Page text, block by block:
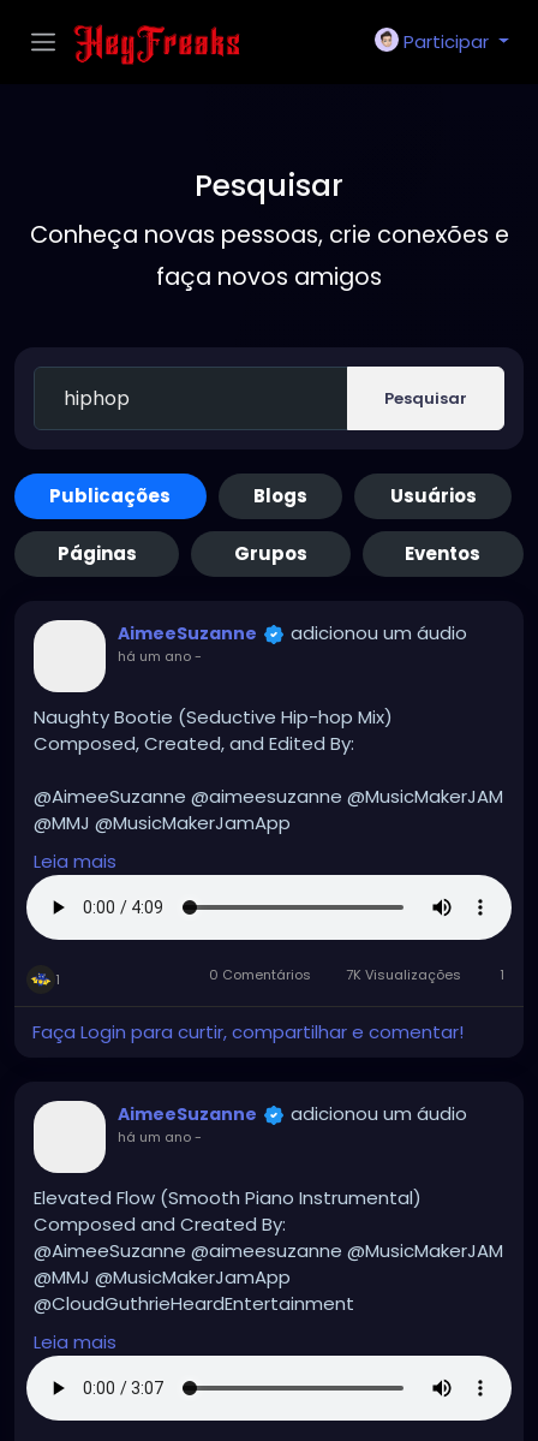
Participar
Pesquisar
Conheça novas pessoas, crie conexões e
faça novos amigos
Pesquisar
Publicações Blogs Usuários
Páginas Grupos Eventos
AimeeSuzanne adicionou um áudio
há um ano-
Naughty Bootie (Seductive Hip-hop Mix)
Composed, Created, and Edited By:
@AimeeSuzanne @aimeesuzanne @MusicMakerJAM
@MMJ @MusicMakerJamApp
@CloudGuthrieHeardEntertainment
#aimeesuzanne
#AimeeSuzanne
#CloudGuthrieHeardEntertainment
#musicmakers
#musicmaker #instrumentals
#instrumental#instrumentalmusic#hiphop
#hiphopmusic#hiphopinstrumentals
Leia mais
1 0 Comentários 7K Visualizações 1
Faça Login para curtir, compartilhar e comentar!
AimeeSuzanne adicionou um áudio
há um ano-
Elevated Flow (Smooth Piano Instrumental)
Composed and Created By:
@AimeeSuzanne @aimeesuzanne @MusicMakerJAM
@MMJ @MusicMakerJamApp
@CloudGuthrieHeardEntertainment
#aimeesuzanne#AimeeSuzanne
#CloudGuthrieHeardEntertainment#MMJ
#MusicMakerJamApp
Leia mais